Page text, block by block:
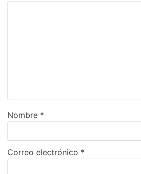
Nombre *
Correo electrónico *